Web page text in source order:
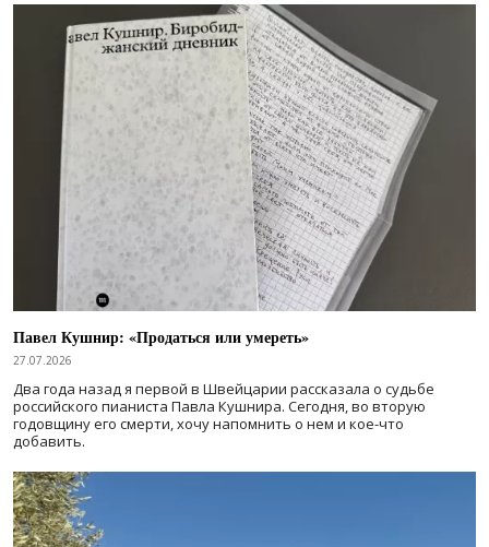
Павел Кушнир: «Продаться или умереть»
27.07.2026
Два года назад я первой в Швейцарии рассказала о судьбе
российского пианиста Павла Кушнира. Сегодня, во вторую
годовщину его смерти, хочу напомнить о нем и кое-что
добавить.